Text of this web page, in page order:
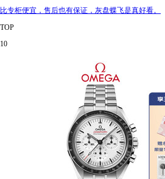
比专柜便宜，售后也有保证，灰盘蝶飞是真好看。
TOP
10